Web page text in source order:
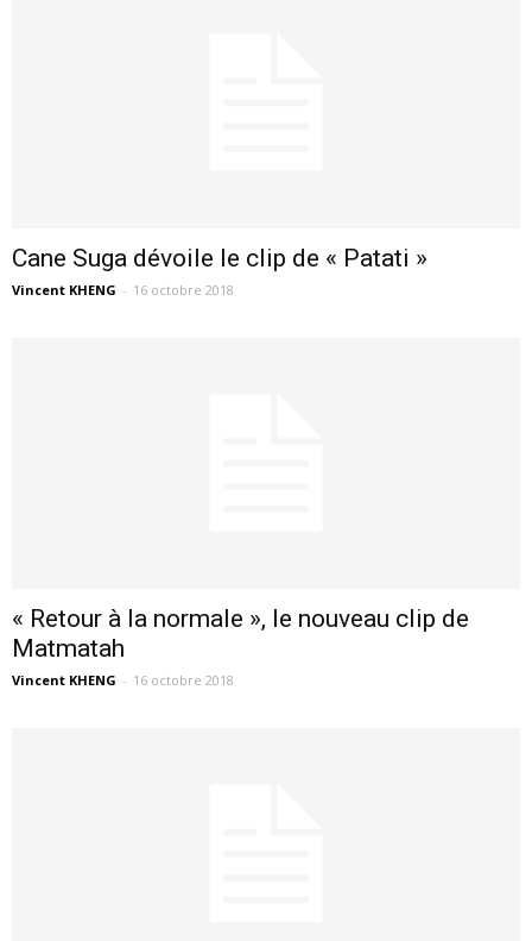
Cane Suga dévoile le clip de « Patati »
Vincent KHENG - 16 octobre 2018
« Retour à la normale », le nouveau clip de
Matmatah
Vincent KHENG - 16 octobre 2018